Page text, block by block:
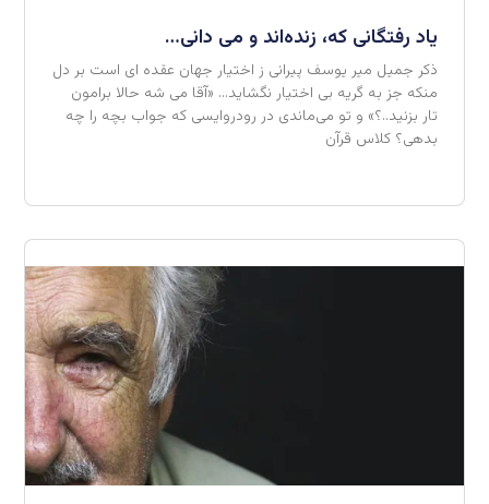
یاد رفتگانی که، زنده‌اند و می دانی…
ذکر جمیل میر یوسف پیرانی ز اختیار جهان عقده ای است بر دل
منکه جز به گریه بی اختیار نگشاید… «آقا می شه حالا برامون
تار بزنید..؟» و تو می‌ماندی در رودروایسی که جواب بچه را چه
بدهی؟ کلاس قرآن